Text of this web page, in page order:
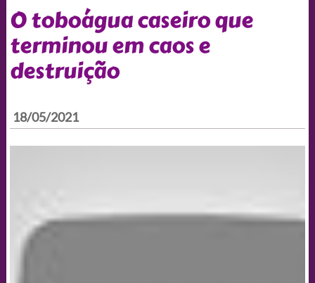
O toboágua caseiro que
terminou em caos e
destruição
18/05/2021